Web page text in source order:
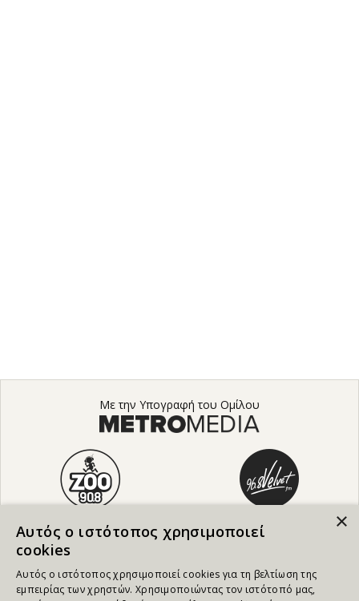
Με την Υπογραφή του Ομίλου
×
Αυτός ο ιστότοπος χρησιμοποιεί
cookies
Αυτός ο ιστότοπος χρησιμοποιεί cookies για τη βελτίωση της
εμπειρίας των χρηστών. Χρησιμοποιώντας τον ιστότοπό μας,